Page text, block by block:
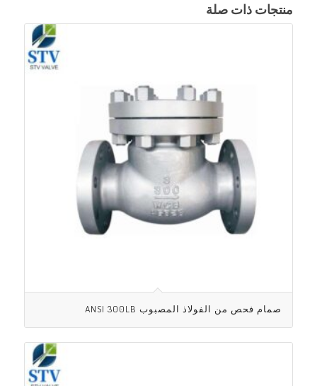
منتجات ذات صلة
صمام فحص من الفولاذ المصبوب ANSI 300LB